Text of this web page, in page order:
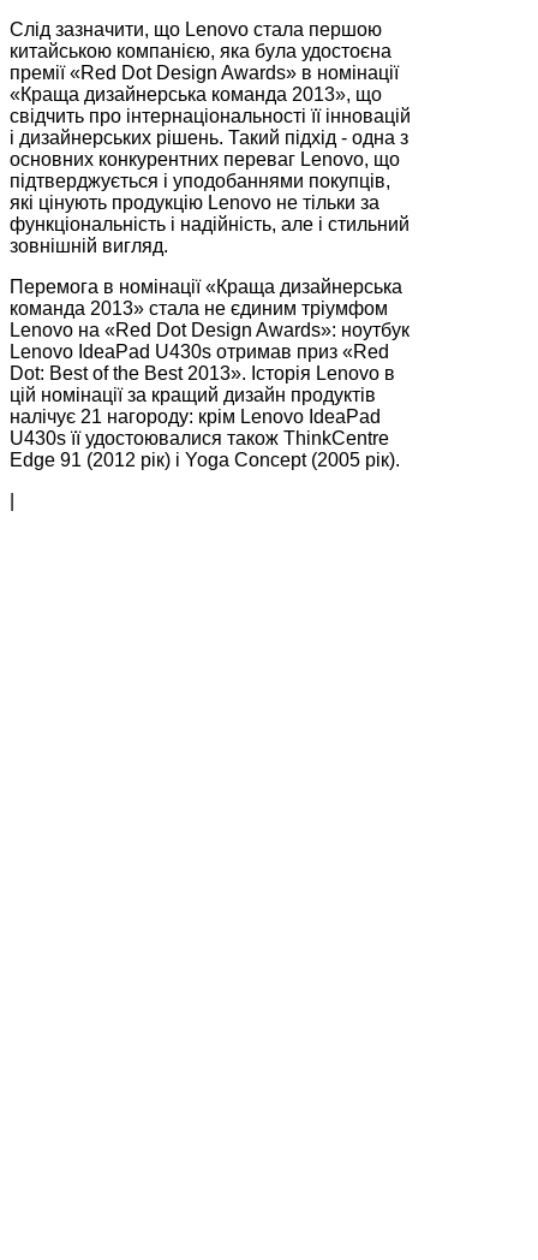
Слід зазначити, що Lenovo стала першою
китайською компанією, яка була удостоєна
премії «Red Dot Design Awards» в номінації
«Краща дизайнерська команда 2013», що
свідчить про інтернаціональності її інновацій
і дизайнерських рішень. Такий підхід - одна з
основних конкурентних переваг Lenovo, що
підтверджується і уподобаннями покупців,
які цінують продукцію Lenovo не тільки за
функціональність і надійність, але і стильний
зовнішній вигляд.
Перемога в номінації «Краща дизайнерська
команда 2013» стала не єдиним тріумфом
Lenovo на «Red Dot Design Awards»: ноутбук
Lenovo IdeaPad U430s отримав приз «Red
Dot: Best of the Best 2013». Історія Lenovo в
цій номінації за кращий дизайн продуктів
налічує 21 нагороду: крім Lenovo IdeaPad
U430s її удостоювалися також ThinkCentre
Edge 91 (2012 рік) і Yoga Concept (2005 рік).